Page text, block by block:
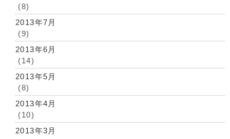
(8)
2013年7月
(9)
2013年6月
(14)
2013年5月
(8)
2013年4月
(10)
2013年3月